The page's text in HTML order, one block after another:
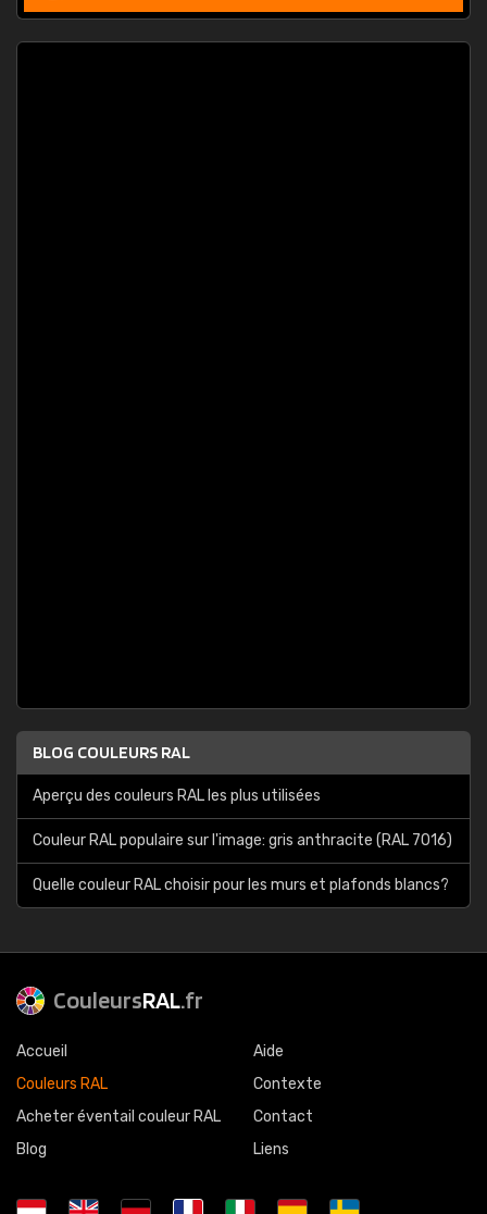
BLOG COULEURS RAL
Aperçu des couleurs RAL les plus utilisées
Couleur RAL populaire sur l'image: gris anthracite (RAL 7016)
Quelle couleur RAL choisir pour les murs et plafonds blancs?
CouleursRAL.fr
Accueil
Couleurs RAL
Acheter éventail couleur RAL
Blog
Aide
Contexte
Contact
Liens